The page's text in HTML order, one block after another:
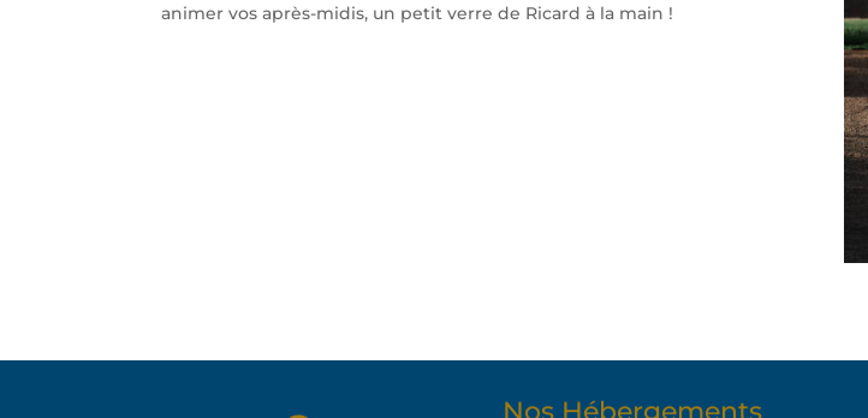
animer vos après-midis, un petit verre de Ricard à la main !